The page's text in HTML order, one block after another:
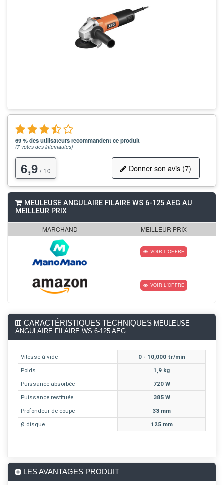
69 % des utilisateurs recommandent ce produit
(7votes des internautes)
6,9 / 10 Donner son avis (7)
MEULEUSE ANGULAIRE FILAIRE WS 6-125 AEG AU
MEILLEUR PRIX
MARCHAND MEILLEUR PRIX
VOIR L'OFFRE
VOIR L'OFFRE
CARACTÉRISTIQUES TECHNIQUES MEULEUSE
ANGULAIRE FILAIRE WS 6-125 AEG
Vitesse à vide
0 - 10,000 tr/min
Poids
1,9 kg
Puissance absorbée
720 W
Puissance restituée
385 W
Profondeur de coupe
33 mm
Ø disque
125 mm
LES AVANTAGES PRODUIT